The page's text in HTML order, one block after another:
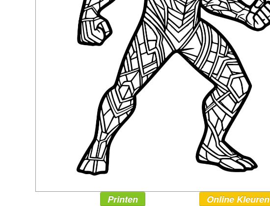
Printen Online Kleuren